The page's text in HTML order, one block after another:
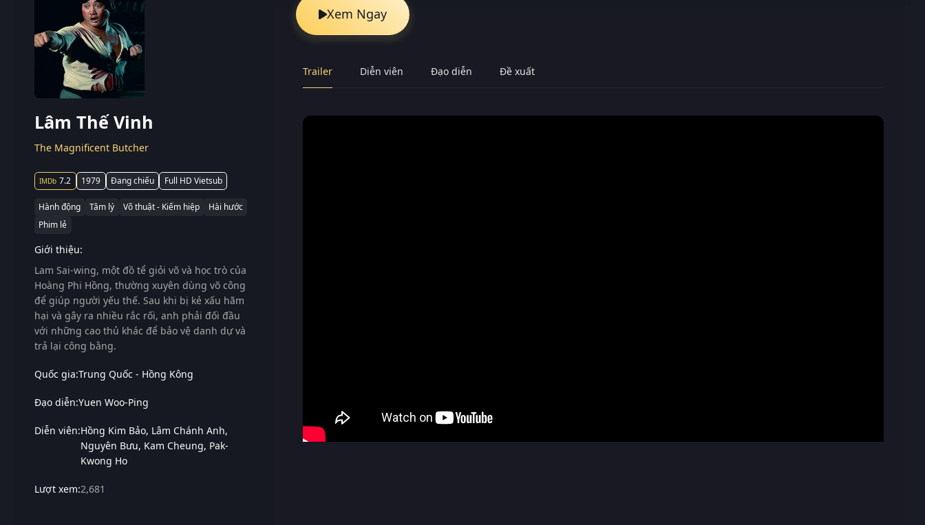
Lâm Thế Vinh
The Magnificent Butcher
7.2 1979 Đang chiếu Full HD Vietsub
Hành động Tâm lý Võ thuật - Kiếm hiệp
Hài hước
Phim lẻ
Giới thiệu:
Lam Sai-wing, một đồ tể giỏi võ và học trò của
Hoàng Phi Hồng, thường xuyên dùng võ công
để giúp người yếu thế. Sau khi bị kẻ xấu hãm
hại và gây ra nhiều rắc rối, anh phải đối đầu
với những cao thủ khác để bảo vệ danh dự và
trả lại công bằng.
Quốc gia:Trung Quốc - Hồng Kông
Đạo diễn:Yuen Woo-Ping
Diễn viên:Hồng Kim Bảo Lâm Chánh Anh
Nguyên Bưu Kam Cheung Pak-
Kwong Ho
Lượt xem:2,681
Xem Ngay
Trailer Diễn viên Đạo diễn Đề xuất